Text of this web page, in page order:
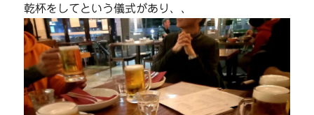
乾杯をしてという儀式があり、、